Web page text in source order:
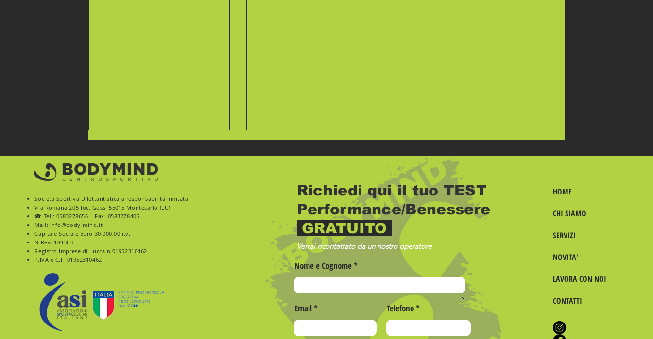
SUDI PER
L’ALLENAMENTO. NON
L’estate che non finisce
mai… continua da
BodyMind.
Società Sportiva Dilettantistica a responsabilità limitata
Via Romana 205 loc. Gossi 55015 Montecarlo (LU)
☎ Tel.: 0583278656 – Fax: 0583278405
Mail: info@body-mind.it
Capitale Sociale Euro 30.000,00 i.v.
N Rea: 184363
Registro Imprese di Lucca n 01952310462
P.IVA e C.F. 01952310462
Richiedi qui il tuo TEST
Performance/Benessere
GRATUITO
Verrai ricontattato da un nostro operatore
Nome e Cognome
Email Telefono
HOME
CHI SIAMO
SERVIZI
NOVITA'
LAVORA CON NOI
CONTATTI